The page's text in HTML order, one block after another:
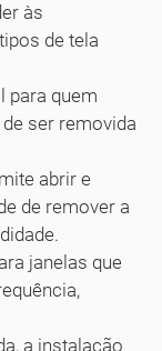
às
de tela
para quem
ser removida
abrir e
de remover a
janelas que
a instalação